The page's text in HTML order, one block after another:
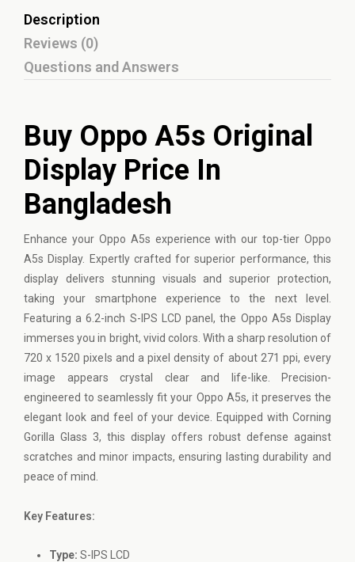
Description
Reviews (0)
Questions and Answers
Buy Oppo A5s Original
Display Price In
Bangladesh
Enhance your Oppo A5s experience with our top-tier Oppo
A5s Display. Expertly crafted for superior performance, this
display delivers stunning visuals and superior protection,
taking your smartphone experience to the next level.
Featuring a 6.2-inch S-IPS LCD panel, the Oppo A5s Display
immerses you in bright, vivid colors. With a sharp resolution of
720 x 1520 pixels and a pixel density of about 271 ppi, every
image appears crystal clear and life-like. Precision-
engineered to seamlessly fit your Oppo A5s, it preserves the
elegant look and feel of your device. Equipped with Corning
Gorilla Glass 3, this display offers robust defense against
scratches and minor impacts, ensuring lasting durability and
peace of mind.
Key Features:
Type: S-IPS LCD